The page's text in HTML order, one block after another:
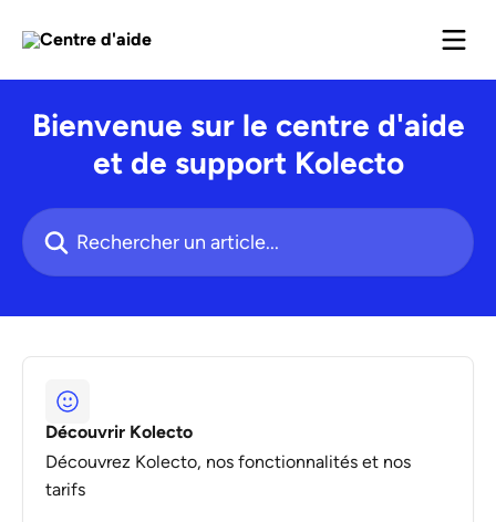
Bienvenue sur le centre d'aide
et de support Kolecto
Rechercher un article...
Découvrir Kolecto
Découvrez Kolecto, nos fonctionnalités et nos
tarifs